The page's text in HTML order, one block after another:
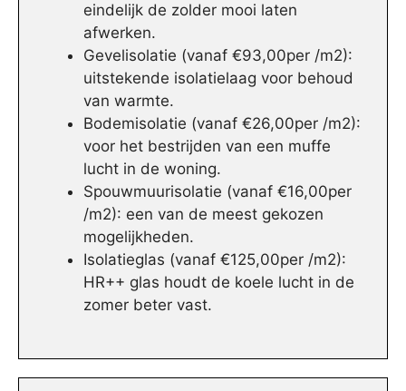
eindelijk de zolder mooi laten
afwerken.
Gevelisolatie (vanaf €93,00per /m2):
uitstekende isolatielaag voor behoud
van warmte.
Bodemisolatie (vanaf €26,00per /m2):
voor het bestrijden van een muffe
lucht in de woning.
Spouwmuurisolatie (vanaf €16,00per
/m2): een van de meest gekozen
mogelijkheden.
Isolatieglas (vanaf €125,00per /m2):
HR++ glas houdt de koele lucht in de
zomer beter vast.